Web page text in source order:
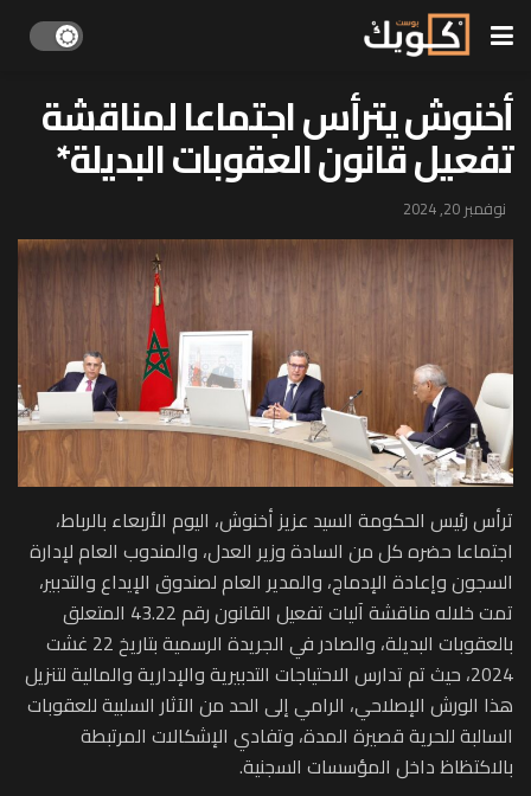
أخنوش يترأس اجتماعا لمناقشة
تفعيل قانون العقوبات البديلة*
نوفمبر 20, 2024
ترأس رئيس الحكومة السيد عزيز أخنوش، اليوم الأربعاء بالرباط،
اجتماعا حضره كل من السادة وزير العدل، والمندوب العام لإدارة
السجون وإعادة الإدماج، والمدير العام لصندوق الإيداع والتدبير،
تمت خلاله مناقشة آليات تفعيل القانون رقم 43.22 المتعلق
بالعقوبات البديلة، والصادر في الجريدة الرسمية بتاريخ 22 غشت
2024، حيث تم تدارس الاحتياجات التدبيرية والإدارية والمالية لتنزيل
هذا الورش الإصلاحي، الرامي إلى الحد من الآثار السلبية للعقوبات
السالبة للحرية قصيرة المدة، وتفادي الإشكالات المرتبطة
بالاكتظاظ داخل المؤسسات السجنية.